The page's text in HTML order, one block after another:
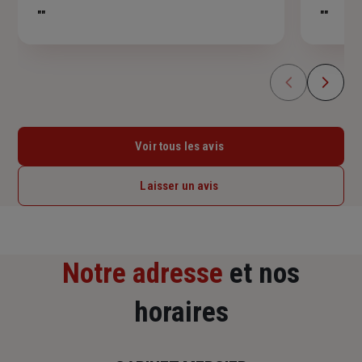
"" ""
Voir tous les avis
Laisser un avis
Notre adresse et nos
horaires